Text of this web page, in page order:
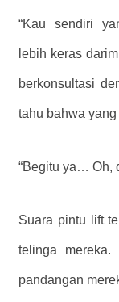
“Kau sendiri
lebih keras
berkonsultasi
tahu bahwa
“Begitu ya… Oh,
Suara pintu lift
telinga mereka.
pandangan